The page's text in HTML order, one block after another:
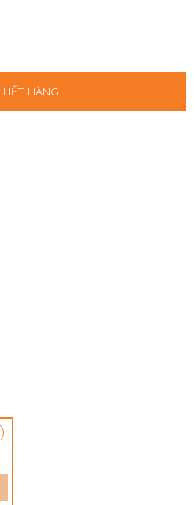
HẾT HÀNG